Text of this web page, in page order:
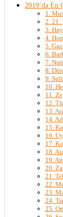
2019’da En
1.
2. 21.
3.
4.
5.
6.
7.
8.
9.
10.
11.
12.
13.
14.
15.
16.
17.
18.
19.
20.
21.
22.
23.
24.
25.